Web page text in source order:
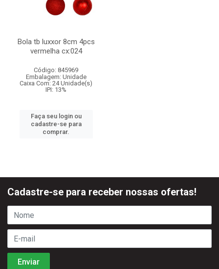
Bola tb luxxor 8cm 4pcs
vermelha cx:024
Código: 845969
Embalagem: Unidade
Caixa Com: 24 Unidade(s)
IPI: 13%
Faça seu login ou
cadastre-se para
comprar.
Cadastre-se para receber nossas ofertas!